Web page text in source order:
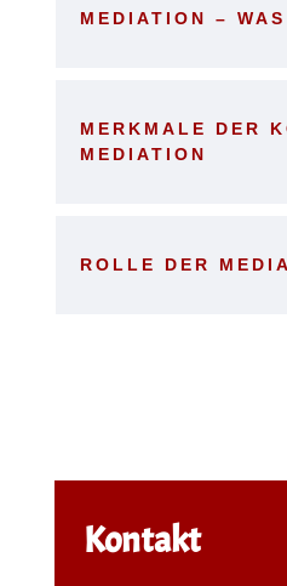
MEDIATION –
MERKMALE DER
MEDIATION
ROLLE DER
Kontakt